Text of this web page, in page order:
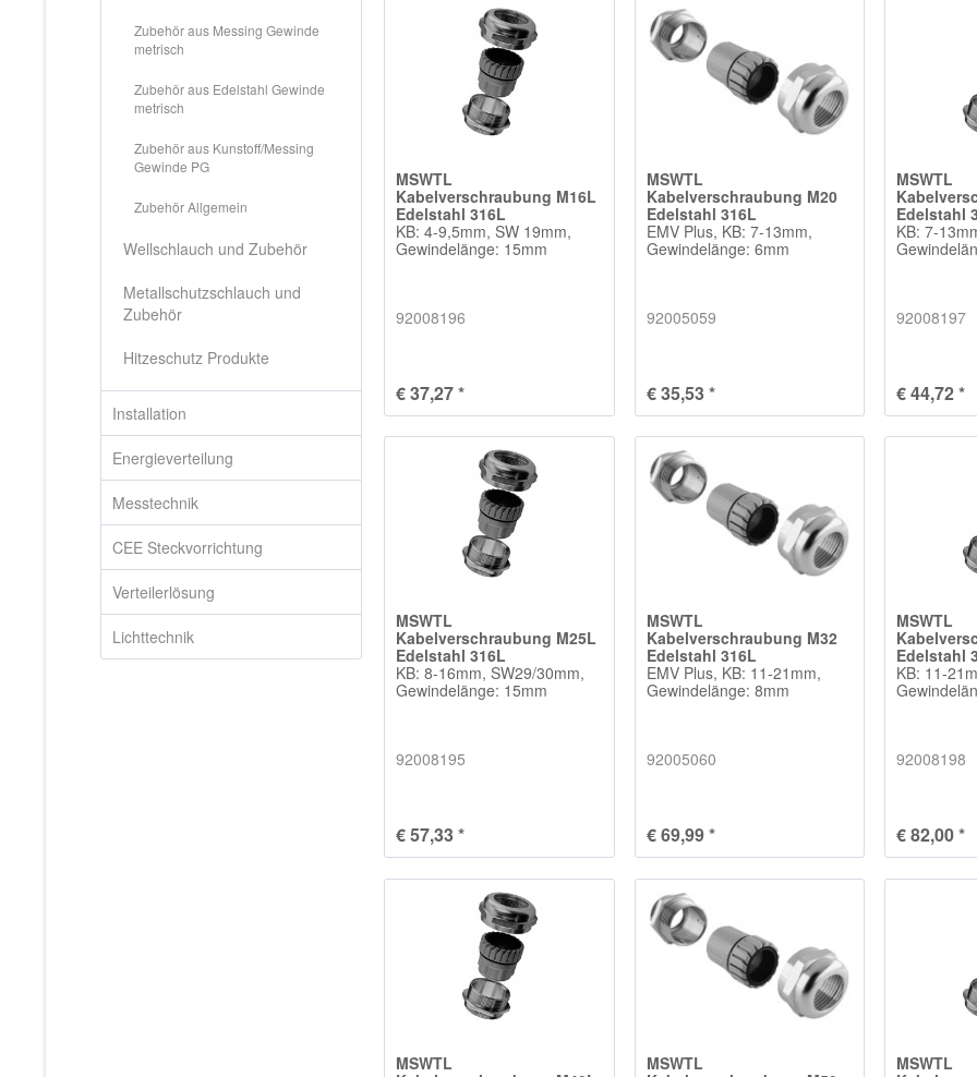
Zubehör aus Messing Gewinde
metrisch
Zubehör aus Edelstahl Gewinde
metrisch
Zubehör aus Kunstoff/Messing
Gewinde PG
Zubehör Allgemein
Wellschlauch und Zubehör
Metallschutzschlauch und
Zubehör
Hitzeschutz Produkte
Installation
Energieverteilung
Messtechnik
CEE Steckvorrichtung
Verteilerlösung
Lichttechnik
MSWTL
Kabelverschraubung M16L
Edelstahl 316L
KB: 4-9,5mm, SW 19mm,
Gewindelänge: 15mm
92008196
€ 37,27 *
MSWTL
Kabelverschraubung M20
Edelstahl 316L
EMV Plus, KB: 7-13mm,
Gewindelänge: 6mm
92005059
€ 35,53 *
MSWTL
Edelstahl
KB: 7-
92008197
€ 44,72 *
MSWTL
Kabelverschraubung M25L
Edelstahl 316L
KB: 8-16mm, SW29/30mm,
Gewindelänge: 15mm
92008195
€ 57,33 *
MSWTL
Kabelverschraubung M32
Edelstahl 316L
EMV Plus, KB: 11-21mm,
Gewindelänge: 8mm
92005060
€ 69,99 *
MSWTL
Edelstahl
KB: 11-
92008198
€ 82,00 *
MSWTL
MSWTL
MSWTL